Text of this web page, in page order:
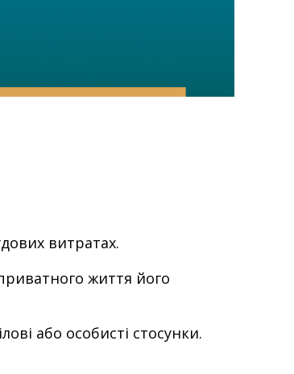
витратах.
життя його
або особисті стосунки.